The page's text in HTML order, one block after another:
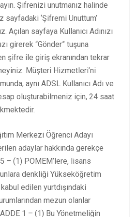
Şifrenizi unutmanız halinde
‘Şifremi Unuttum’
Açılan sayfaya Kullanıcı Adınızı
girerek “Gönder” tuşuna
şifre ile giriş ekranından tekrar
Müşteri Hizmetleri’ni
aynı ADSL Kullanıcı Adı ve
oluşturabilmeniz için, 24 saat
Merkezi Öğrenci Adayı
adaylar hakkında gerekçe
– (1) POMEM’lere, lisans
denkliği Yükseköğretim
edilen yurtdışındaki
mezun olanlar
1 – (1) Bu Yönetmeliğin